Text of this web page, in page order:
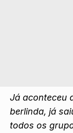
Já aconteceu
berlinda, já
todos os